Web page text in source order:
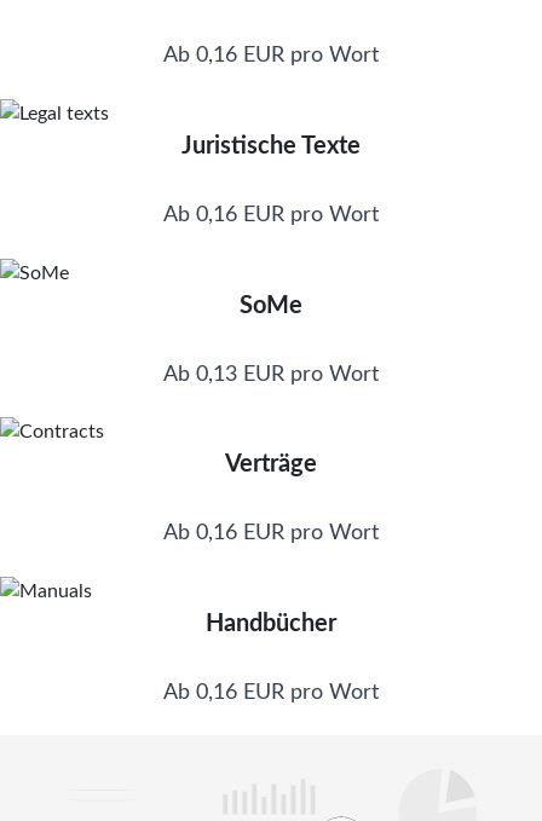
Ab 0,16 EUR pro Wort
Juristische Texte
Ab 0,16 EUR pro Wort
SoMe
Ab 0,13 EUR pro Wort
Verträge
Ab 0,16 EUR pro Wort
Handbücher
Ab 0,16 EUR pro Wort